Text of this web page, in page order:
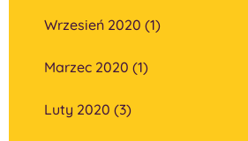
Wrzesień 2020 (1)
Marzec 2020 (1)
Luty 2020 (3)